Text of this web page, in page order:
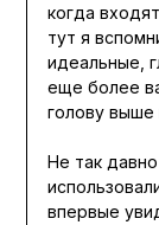
когда
тут я
идеальные,
еще более
голову выше
Не так
впервые